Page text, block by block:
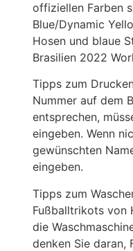
offiziellen Farben
Blue/Dynamic
Hosen und blaue
Brasilien 2022
Tipps zum
Nummer auf dem
entsprechen,
eingeben. Wenn
gewünschten
eingeben.
Tipps zum
Fußballtrikots von
die
denken Sie daran,